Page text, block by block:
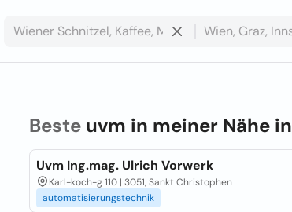
Beste uvm in meiner Nähe in
Uvm Ing.mag. Ulrich Vorwerk
Karl-koch-g 110 | 3051, Sankt Christophen
automatisierungstechnik